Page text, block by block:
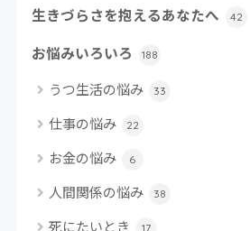
生きづらさを抱えるあなたへ 42
お悩みいろいろ 188
うつ生活の悩み 33
仕事の悩み 22
お金の悩み 6
人間関係の悩み 38
死にたいとき 17